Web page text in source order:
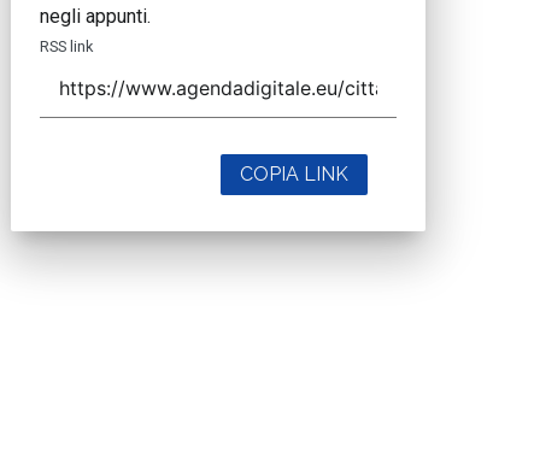
negli appunti.
RSS link
COPIA LINK